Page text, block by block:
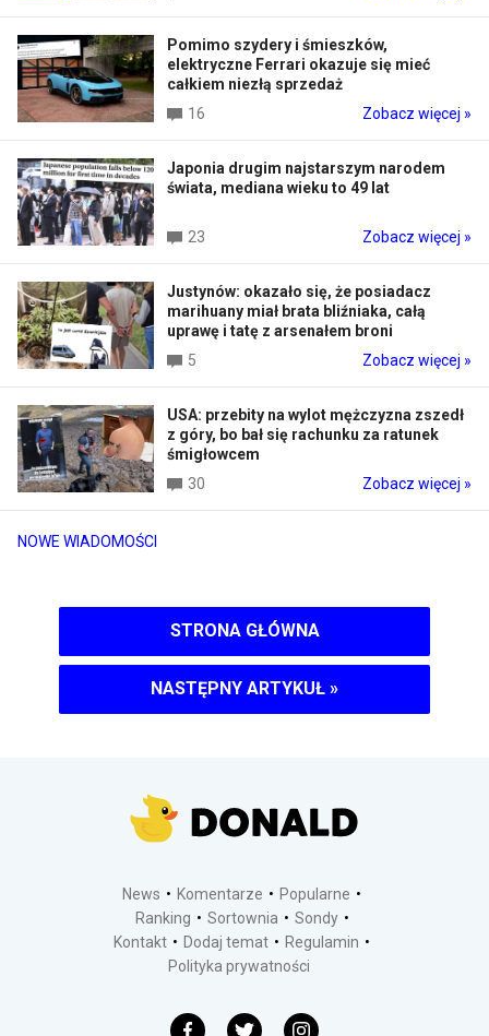
NOWE WIADOMOŚCI
Pomimo szydery i śmieszków,
elektryczne Ferrari okazuje się mieć
całkiem niezłą sprzedaż
16
Zobacz więcej »
Japonia drugim najstarszym narodem
świata, mediana wieku to 49 lat
23 Zobacz więcej »
Justynów: okazało się, że posiadacz
marihuany miał brata bliźniaka, całą
uprawę i tatę z arsenałem broni
5
Zobacz więcej »
USA: przebity na wylot mężczyzna zszedł
z góry, bo bał się rachunku za ratunek
śmigłowcem
30
Zobacz więcej »
STRONA GŁÓWNA
NASTĘPNY ARTYKUŁ »
News Komentarze
Popularne
Ranking
Sortownia
Sondy
Kontakt
Dodaj temat
Regulamin
Polityka prywatności